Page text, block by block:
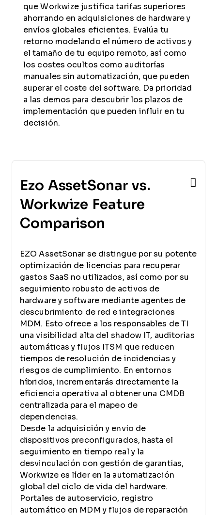
que Workwize justifica tarifas superiores
ahorrando en adquisiciones de hardware y
envíos globales eficientes. Evalúa tu
retorno modelando el número de activos y
el tamaño de tu equipo remoto, así como
los costes ocultos como auditorías
manuales sin automatización, que pueden
superar el coste del software. Da prioridad
a las demos para descubrir los plazos de
implementación que pueden influir en tu
decisión.
Ezo AssetSonar vs.
Workwize Feature
Comparison
EZO AssetSonar se distingue por su potente
optimización de licencias para recuperar
gastos SaaS no utilizados, así como por su
seguimiento robusto de activos de
hardware y software mediante agentes de
descubrimiento de red e integraciones
MDM. Esto ofrece a los responsables de TI
una visibilidad alta del shadow IT, auditorías
automáticas y flujos ITSM que reducen
tiempos de resolución de incidencias y
riesgos de cumplimiento. En entornos
híbridos, incrementarás directamente la
eficiencia operativa al obtener una CMDB
centralizada para el mapeo de
dependencias.
Desde la adquisición y envío de
dispositivos preconfigurados, hasta el
seguimiento en tiempo real y la
desvinculación con gestión de garantías,
Workwize es líder en la automatización
global del ciclo de vida del hardware.
Portales de autoservicio, registro
automático en MDM y flujos de reparación